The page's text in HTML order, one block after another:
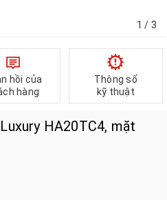
1 / 3
hồi của
hàng
Thông số
kỹ thuật
HA20TC4, mặt